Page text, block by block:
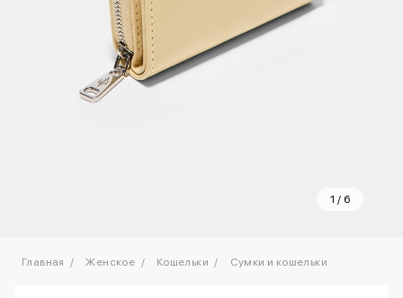
1 / 6
Главная Женское Кошельки Сумки и кошельки